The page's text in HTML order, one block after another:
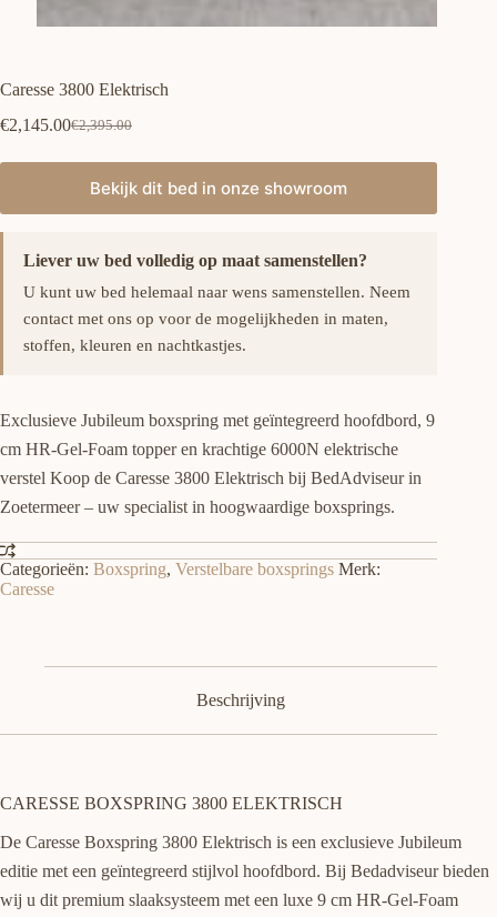
Caresse 3800 Elektrisch
€2,395.00
Oorspronkelijke
€2,395.00.
€2,145.00Huidige
€2,145.00.
Bekijk dit bed in onze showroom
Liever uw bed volledig op maat samenstellen?
U kunt uw bed helemaal naar wens samenstellen. Neem
contact met ons op voor de mogelijkheden in maten,
stoffen, kleuren en nachtkastjes.
Exclusieve Jubileum boxspring met geïntegreerd hoofdbord, 9
cm HR-Gel-Foam topper en krachtige 6000N elektrische
verstel Koop de Caresse 3800 Elektrisch bij BedAdviseur in
Zoetermeer – uw specialist in hoogwaardige boxsprings.
Categorieën: Boxspring, Verstelbare boxsprings Merk:
Caresse
Beschrijving
CARESSE BOXSPRING 3800 ELEKTRISCH
De Caresse Boxspring 3800 Elektrisch is een exclusieve Jubileum
editie met een geïntegreerd stijlvol hoofdbord. Bij Bedadviseur bieden
wij u dit premium slaaksysteem met een luxe 9 cm HR-Gel-Foam